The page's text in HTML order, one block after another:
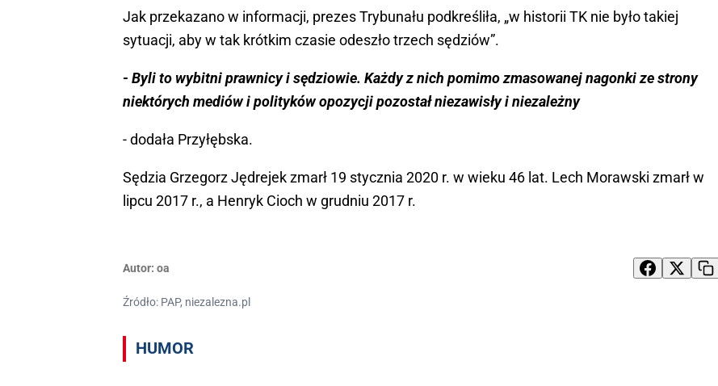
Jak przekazano w informacji, prezes Trybunału podkreśliła, „w historii TK nie było takiej
sytuacji, aby w tak krótkim czasie odeszło trzech sędziów”.
- Byli to wybitni prawnicy i sędziowie. Każdy z nich pomimo zmasowanej nagonki ze strony
niektórych mediów i polityków opozycji pozostał niezawisły i niezależny
- dodała Przyłębska.
Sędzia Grzegorz Jędrejek zmarł 19 stycznia 2020 r. w wieku 46 lat. Lech Morawski zmarł w
lipcu 2017 r., a Henryk Cioch w grudniu 2017 r.
Autor: oa
Źródło: PAP, niezalezna.pl
HUMOR